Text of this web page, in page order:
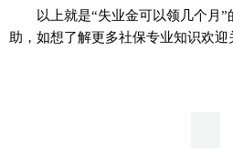
以上就是“失业金可以领几个月
助，如想了解更多社保专业知识欢